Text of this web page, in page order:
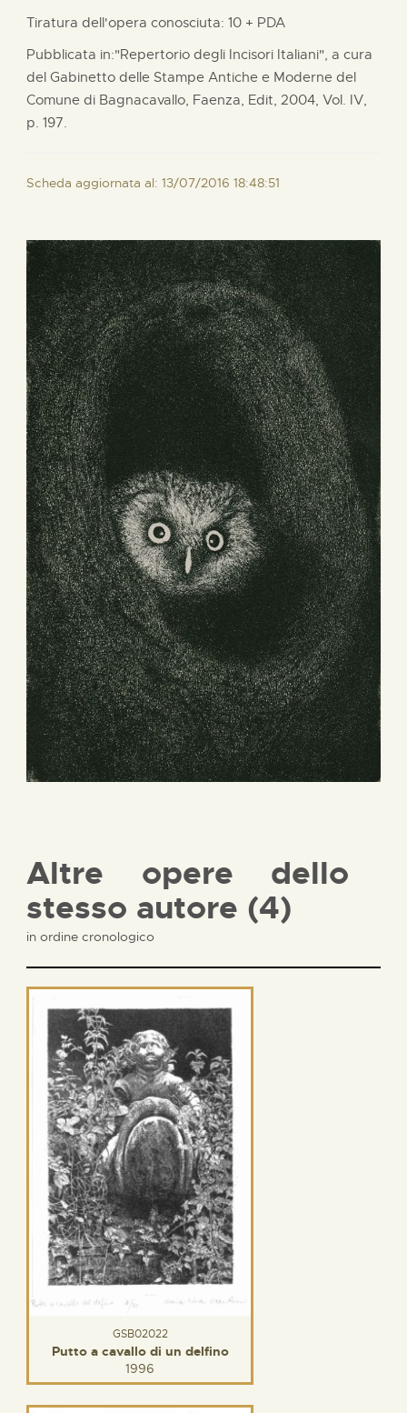
Tiratura dell'opera conosciuta: 10 + PDA
Pubblicata in:"Repertorio degli Incisori Italiani", a cura
del Gabinetto delle Stampe Antiche e Moderne del
Comune di Bagnacavallo, Faenza, Edit, 2004, Vol. IV,
p. 197.
Scheda aggiornata al: 13/07/2016 18:48:51
Altre opere dello
stesso autore (4)
in ordine cronologico
GSB02022
Putto a cavallo di un delfino
1996